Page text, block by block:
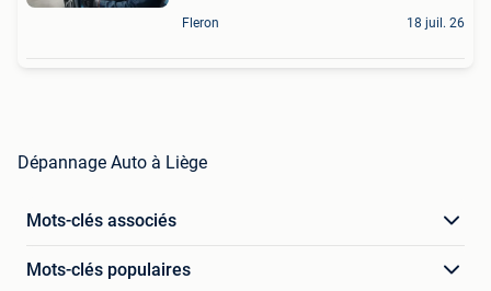
Fleron 18 juil. 26
Dépannage Auto à Liège
Mots-clés associés
Mots-clés populaires